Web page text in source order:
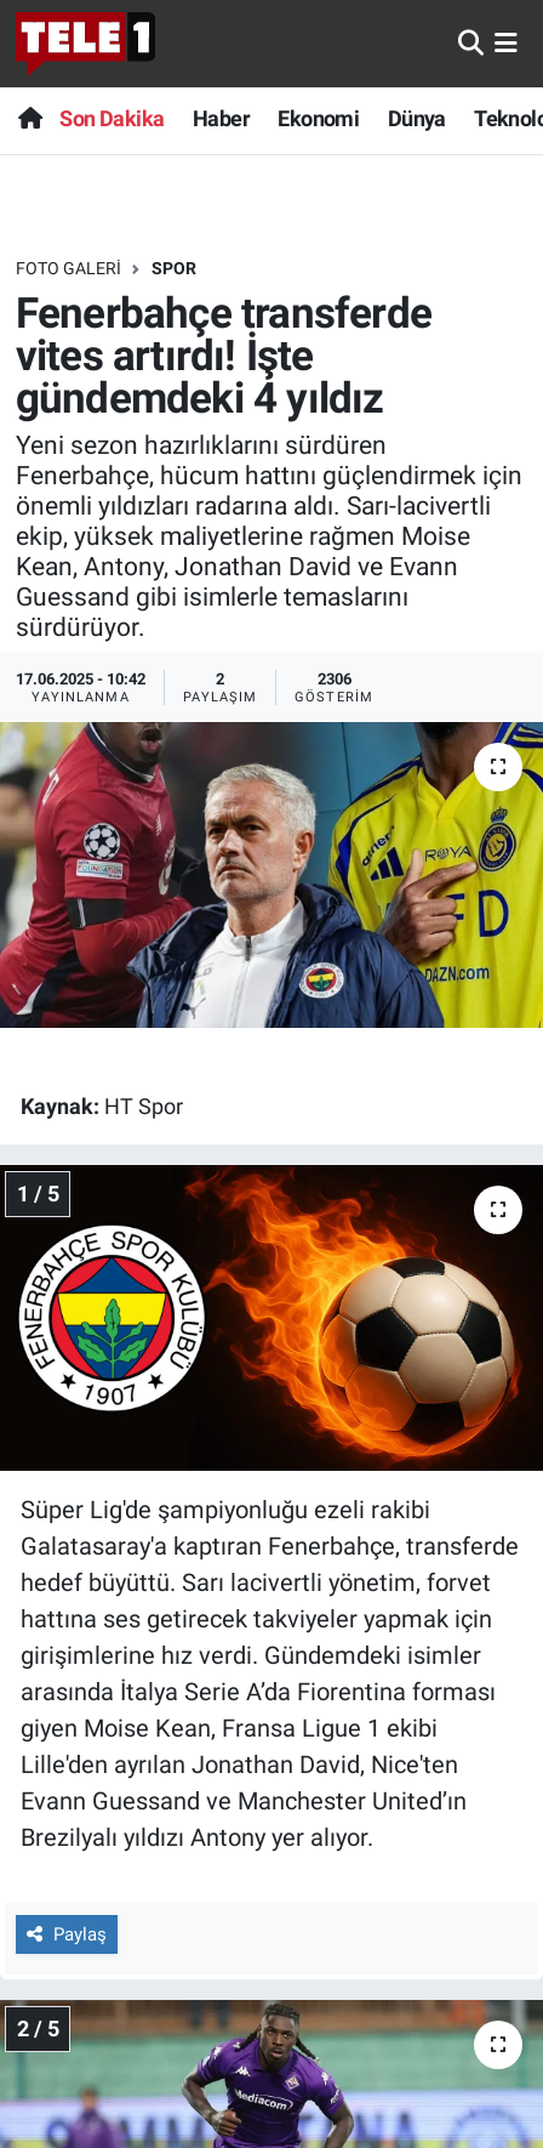
Son Dakika Haber Ekonomi Dünya
FOTO GALERI SPOR
Fenerbahçe transferde
vites artırdı! İşte
gündemdeki 4 yıldız
Yeni sezon hazırlıklarını sürdüren
Fenerbahçe, hücum hattını güçlendirmek için
önemli yıldızları radarına aldı. Sarı-lacivertli
ekip, yüksek maliyetlerine rağmen Moise
Kean, Antony, Jonathan David ve Evann
Guessand gibi isimlerle temaslarını
sürdürüyor.
17.06.2025 - 10:42
YAYINLANMA
2
PAYLAŞIM
2306
GÖSTERIM
Kaynak: HT Spor
1 / 5
Süper Lig'de şampiyonluğu ezeli rakibi
Galatasaray'a kaptıran Fenerbahçe, transferde
hedef büyüttü. Sarı lacivertli yönetim, forvet
hattına ses getirecek takviyeler yapmak için
girişimlerine hız verdi. Gündemdeki isimler
arasında İtalya Serie A’da Fiorentina forması
giyen Moise Kean, Fransa Ligue 1 ekibi
Lille'den ayrılan Jonathan David, Nice'ten
Evann Guessand ve Manchester United’ın
Brezilyalı yıldızı Antony yer alıyor.
Paylaş
2 / 5
Anında Manşet
Başka Sohbetler
Bilim turu
Bilim ve Teknoloji Evreni
Doğa Konuşuyor
Dünya
Ege Saati
Ege'den Esintiler
Eğitim
Ekonomi
Forum
Gerçeğin İzinde
Gün Başlıyor
Gün Bitiyor
Günün görüntüsü
Haber
İlan
Kimdir
Kültür Sanat
Ne demişti
Nedir
Popüler
Programlar
Sağlık
Teknoloji
Türkiye'nin Geleceği
Türkiye'nin Gündemi
Yerel Gündem
Son Dakika
Haber
Dünya
Teknoloji
Sağlık
Spor
Yayın Akışı
İletişim
Nöbetçi Eczaneler
Hava Durumu
Trafik Durumu
Süper Lig Puan Durumu ve Fikstür
Tüm Manşetler
Son Dakika Haberleri
Haber Arşivi